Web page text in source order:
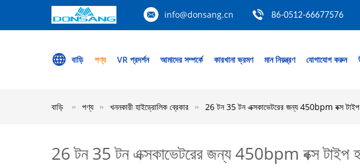
info@donsang.cn 86-0512-66677576
বাড়ি পণ্য VR প্রদর্শন আমাদের সম্পর্কে কারখানা ভ্রমণ মান নিয়ন্ত্রণ যোগাযোগ করুন
বাড়ি পণ্য খননকারী হাইড্রোলিক ব্রেকার 26 টন 35 টন এক্সকাভেটরের জন্য 450bpm বক্স টাইপ
26 টন 35 টন এক্সকাভেটরের জন্য 450bpm বক্স টাইপ